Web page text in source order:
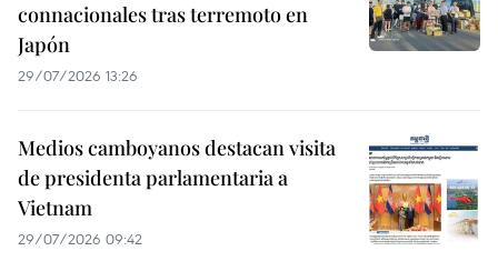
connacionales tras terremoto en
Japón
29/07/2026 13:26
Medios camboyanos destacan visita
de presidenta parlamentaria a
Vietnam
29/07/2026 09:42